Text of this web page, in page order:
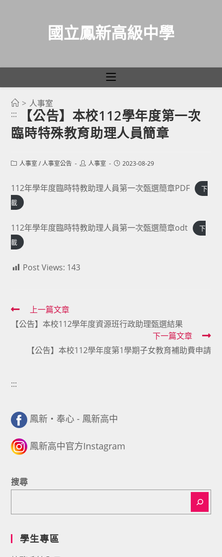
國立鳳新高級中學
> 人事室
:::
【公告】本校112學年度第一次
臨時特殊教育助理人員簡章
Post人事室 / 人事室公告
Post人事室
Post2023-08-29
112年學年度臨時特教助理人員第一次甄選簡章PDF
下
載
112年學年度臨時特教助理人員第一次甄選簡章odt
下
載
Post Views: 143
Read
more
articles
上一篇文章
【公告】本校112學年度資源班行政助理甄選結果
下一篇文章
【公告】本校112學年度第1學期子女教育補助費申請
:::
鳳新・奉心 - 鳳新高中
鳳新高中官方Instagram
搜尋
學生專區